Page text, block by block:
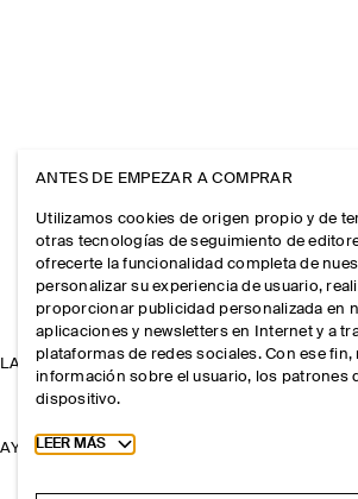
LA EMPRESA
AYUDA
ANTES DE EMPEZAR A COMPRAR
Utilizamos cookies de origen propio y de
otras tecnologías de seguimiento de
ofrecerte la funcionalidad completa de
personalizar su experiencia de usuario,
proporcionar publicidad personalizada en
aplicaciones y newsletters en Internet y a
plataformas de redes sociales. Con ese
información sobre el usuario, los patrones
dispositivo.
Toggle more cookie information
LEER MÁS